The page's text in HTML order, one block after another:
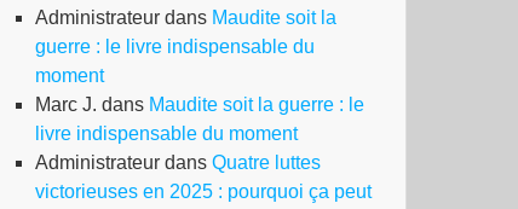
Administrateur dans Maudite soit la
guerre : le livre indispensable du
moment
Marc J. dans Maudite soit la guerre : le
livre indispensable du moment
Administrateur dans Quatre luttes
victorieuses en 2025 : pourquoi ça peut